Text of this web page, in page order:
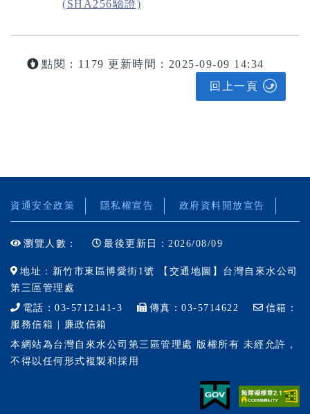
(SHA256驗證)
點閱：1179 更新時間：2025-09-09 14:34
回上一頁
資通安全政策 隱私權宣告 政府資料開放宣告
瀏覽人數： 最後更新日：2026/08/09
地址：新竹市東區博愛街1號 【 交通地圖 】台灣自來水公司
第三區管理處
電話：03-5712141-3
傳真：03-5714622
信箱：
服務信箱 | 廉政信箱
本網站為台灣自來水公司第三區管理處 版權所有 未經允許，
不得以任何形式複製和採用